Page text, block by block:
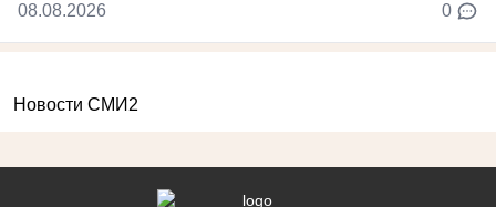
08.08.2026 0
Новости СМИ2